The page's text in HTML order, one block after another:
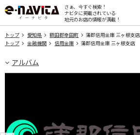
さぁ、今すぐ検索！
ナビタに掲載されている
地元のお店の情報が満載！
トップ 愛知県 額田郡幸田町
蒲郡信用金庫 三ヶ根支店
トップ
金融機関 信用金庫 蒲郡信用金庫 三ヶ根支店
アルバム